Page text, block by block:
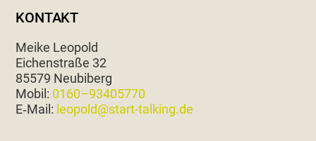
KONTAKT
Meike Leopold
Eichen­straße 32
85579 Neubiberg
Mobil: 0160–93405770
E‑Mail: leopold@start-talking.de